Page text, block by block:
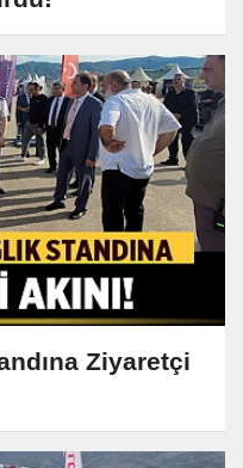
Ziyaretçi